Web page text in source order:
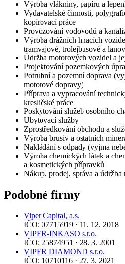
Výroba vlákniny, papíru a
Vydavatelské činnosti,
kopírovací práce
Provozování vodovodů a
Výroba drážních hnacích
tramvajové, trolejbusové a
Údržba motorových vozidel a
Projektování pozemkových
Potrubní a pozemní doprava
motorové dopravy)
Příprava a vypracování
kresličské práce
Poskytování služeb osobního
Ubytovací služby
Zprostředkování obchodu a
Výroba brusiv a ostatních
Nakládání s odpady (vyjma
Výroba chemických látek a
a kosmetických přípravků
Nákup, prodej, správa a údržba
Podobné firmy
Viper Capital, a.s.
IČO: 07715919 · 11. 12. 2018
VIPER-INKASO s.r.o.
IČO: 25874951 · 28. 3. 2001
VIPER DIAMOND s.r.o.
IČO: 10710116 · 27. 3. 2021